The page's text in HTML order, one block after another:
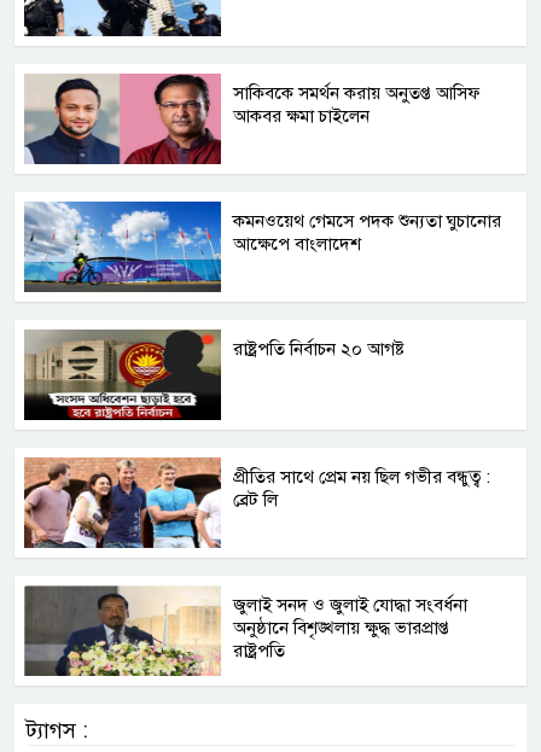
সাকিবকে সমর্থন করায় অনুতপ্ত আসিফ
আকবর ক্ষমা চাইলেন
কমনওয়েথ গেমসে পদক শুন্যতা ঘুচানোর
আক্ষেপে বাংলাদেশ
রাষ্ট্রপতি নির্বাচন ২০ আগষ্ট
প্রীতির সাথে প্রেম নয় ছিল গভীর বন্ধুত্ব :
ব্রেট লি
জুলাই সনদ ও জুলাই যোদ্ধা সংবর্ধনা
অনুষ্ঠানে বিশৃঙ্খলায় ক্ষুদ্ধ ভারপ্রাপ্ত
রাষ্ট্রপতি
ট্যাগস :